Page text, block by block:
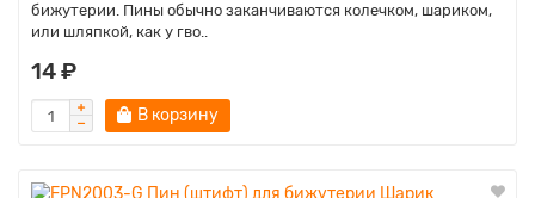
бижутерии. Пины обычно заканчиваются колечком, шариком,
или шляпкой, как у гво..
14 ₽
В корзину